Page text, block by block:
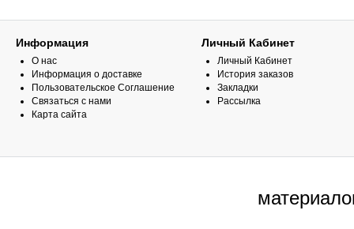
Информация
О нас
Информация о доставке
Пользовательское Соглашение
Связаться с нами
Карта сайта
Личный Кабинет
Личный Кабинет
История заказов
Закладки
Рассылка